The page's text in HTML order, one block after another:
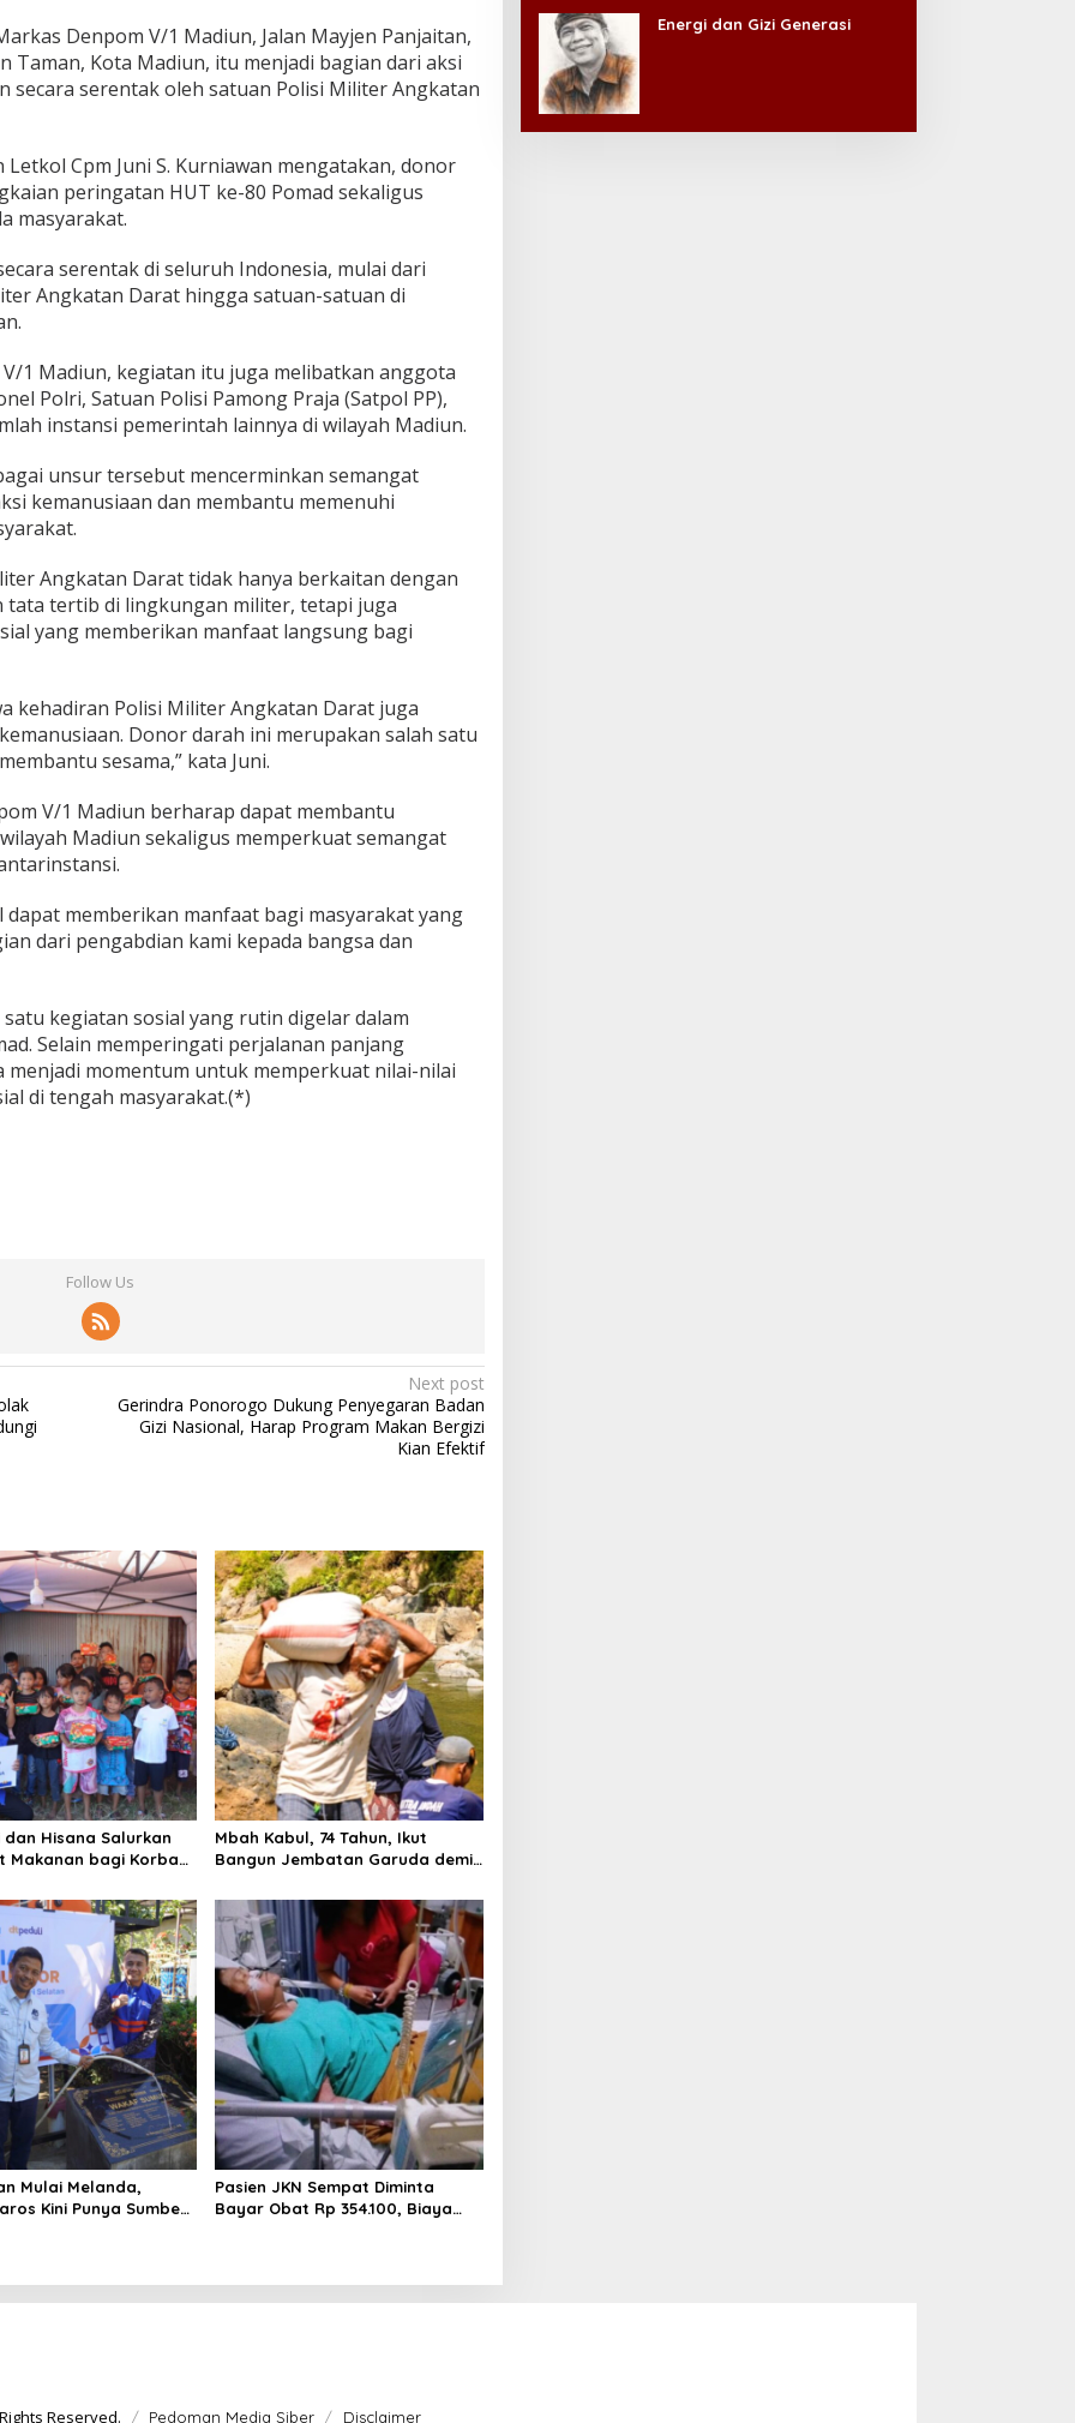
Denpom V/1 Madiun, Jalan Mayjen Panjaitan,
Taman, Kota Madiun, itu menjadi bagian dari aksi
secara serentak oleh satuan Polisi Militer Angkatan
Cpm Juni S. Kurniawan mengatakan, donor
peringatan HUT ke-80 Pomad sekaligus
masyarakat.
serentak di seluruh Indonesia, mulai dari
Angkatan Darat hingga satuan-satuan di
1 Madiun, kegiatan itu juga melibatkan anggota
Polri, Satuan Polisi Pamong Praja (Satpol PP),
instansi pemerintah lainnya di wilayah Madiun.
unsur tersebut mencerminkan semangat
kemanusiaan dan membantu memenuhi
Angkatan Darat tidak hanya berkaitan dengan
tata tertib di lingkungan militer, tetapi juga
yang memberikan manfaat langsung bagi
kehadiran Polisi Militer Angkatan Darat juga
Donor darah ini merupakan salah satu
sesama,” kata Juni.
V/1 Madiun berharap dapat membantu
Madiun sekaligus memperkuat semangat
memberikan manfaat bagi masyarakat yang
dari pengabdian kami kepada bangsa dan
kegiatan sosial yang rutin digelar dalam
Selain memperingati perjalanan panjang
momentum untuk memperkuat nilai-nilai
di tengah masyarakat.(*)
Follow Us
Next post
Gerindra Ponorogo Dukung Penyegaran Badan
Gizi Nasional, Harap Program Makan Bergizi
Kian Efektif
dan Hisana Salurkan
Makanan bagi Korban
Mbah Kabul, 74 Tahun, Ikut
Bangun Jembatan Garuda demi
Mulai Melanda,
Kini Punya Sumber
Pasien JKN Sempat Diminta
Bayar Obat Rp 354.100, Biaya
Energi dan Gizi Generasi
Reserved. Pedoman Media Siber Disclaimer